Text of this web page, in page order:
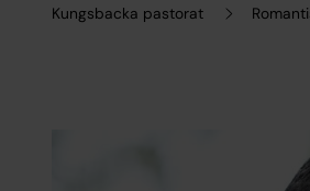
Kungsbacka pastorat